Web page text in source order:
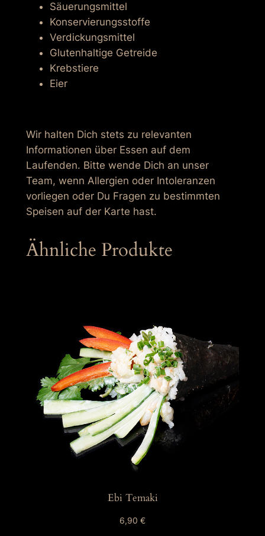
e
n
g
e
Säuerungsmittel
Konservierungsstoffe
Verdickungsmittel
Glutenhaltige Getreide
Krebstiere
Eier
Wir halten Dich stets zu relevanten
Informationen über Essen auf dem
Laufenden. Bitte wende Dich an unser
Team, wenn Allergien oder Intoleranzen
vorliegen oder Du Fragen zu bestimmten
Speisen auf der Karte hast.
Ähnliche Produkte
Ebi Temaki
6,90 €